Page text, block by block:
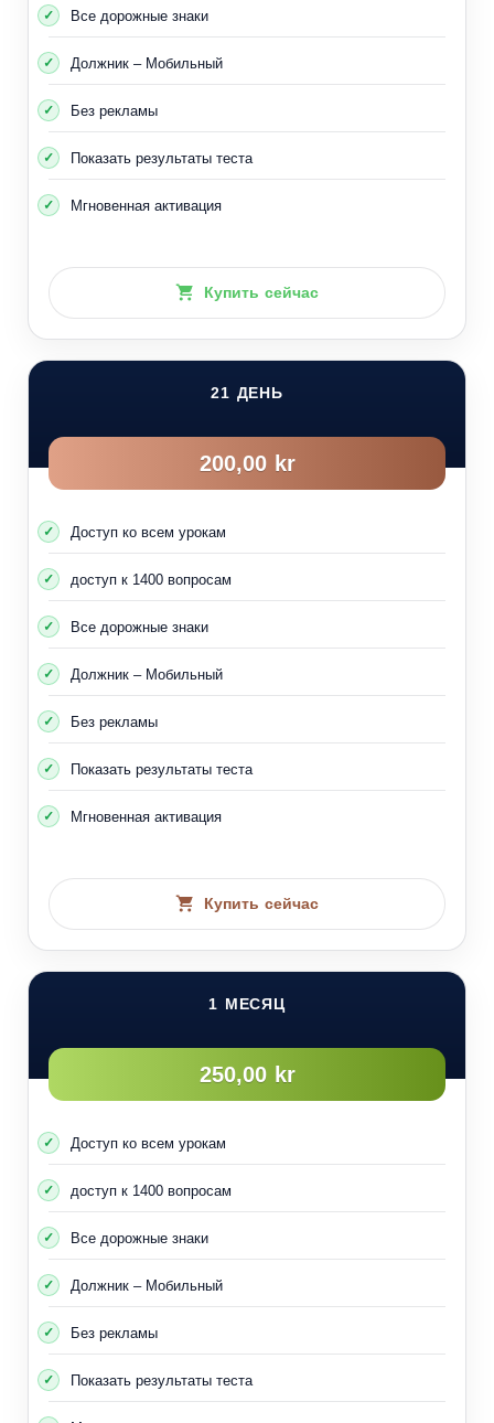
Все дорожные знаки
Должник – Мобильный
Без рекламы
Показать результаты теста
Мгновенная активация
Купить сейчас
21 ДЕНЬ
200,00 kr
Доступ ко всем урокам
доступ к 1400 вопросам
Все дорожные знаки
Должник – Мобильный
Без рекламы
Показать результаты теста
Мгновенная активация
Купить сейчас
1 МЕСЯЦ
250,00 kr
Доступ ко всем урокам
доступ к 1400 вопросам
Все дорожные знаки
Должник – Мобильный
Без рекламы
Показать результаты теста